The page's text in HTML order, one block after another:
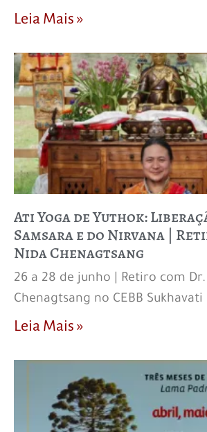
Leia Mais »
Ati Yoga de Yuthok:
Samsara e do Nirvana |
Nida Chenagtsang
26 a 28 de junho | Retiro com
Chenagtsang no CEBB Sukhavati
Leia Mais »